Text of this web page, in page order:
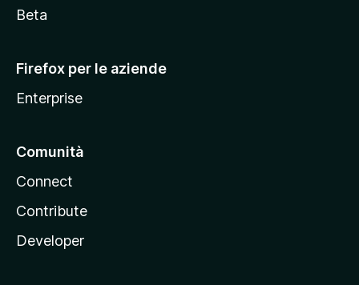
i
a
Beta
Firefox per le aziende
Enterprise
Comunità
Connect
Contribute
Developer